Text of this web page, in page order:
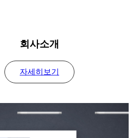
(주)시안애드테크
회사소개
자세히보기